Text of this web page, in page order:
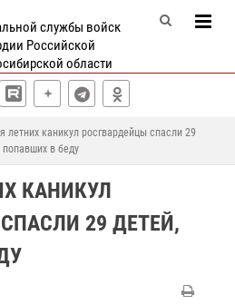
службы войск
Российской
области
летних каникул росгвардейцы спасли 29
попавших в беду
КАНИКУЛ
29 ДЕТЕЙ,